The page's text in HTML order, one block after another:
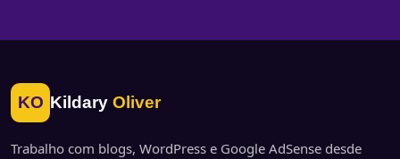
KO Kildary Oliver
Trabalho com blogs, WordPress e Google AdSense desde